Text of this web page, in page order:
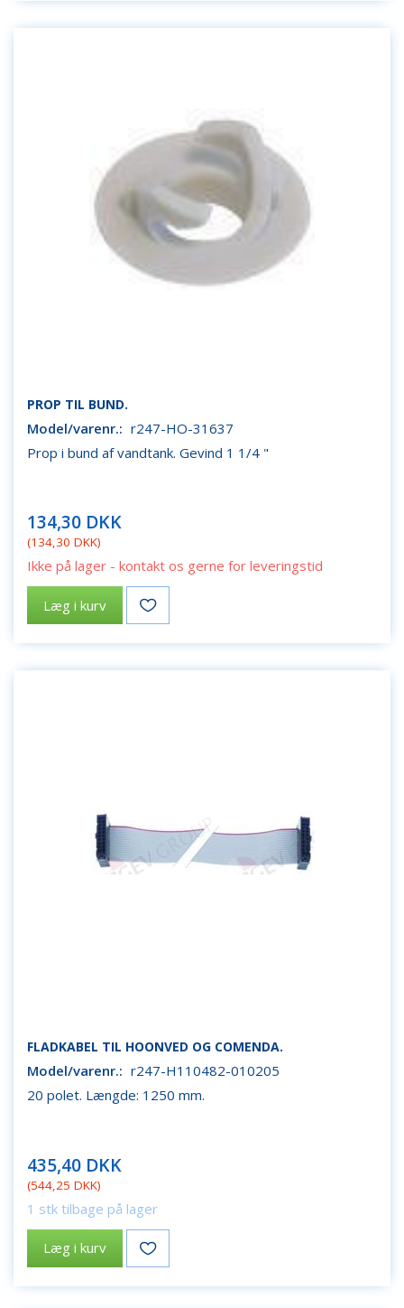
PROP TIL BUND.
Model/varenr.: r247-HO-31637
Prop i bund af vandtank. Gevind 1 1/4 "
134,30 DKK
(134,30 DKK)
Ikke på lager - kontakt os gerne for leveringstid
Læg i kurv
FLADKABEL TIL HOONVED OG COMENDA.
Model/varenr.: r247-H110482-010205
20 polet. Længde: 1250 mm.
435,40 DKK
(544,25 DKK)
1 stk tilbage på lager
Læg i kurv